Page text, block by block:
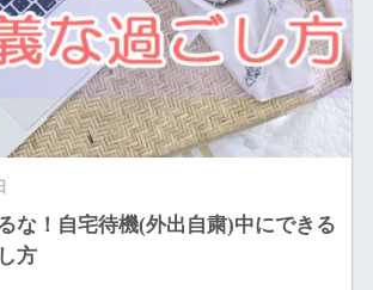
な！自宅待機(外出自粛)中にできる
方